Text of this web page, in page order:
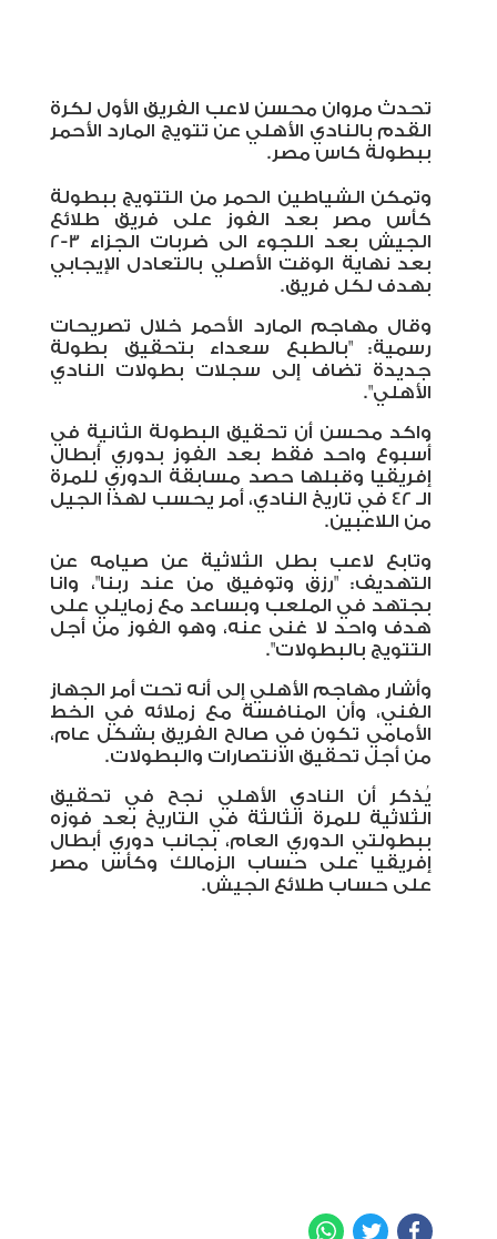
تحدث مروان محسن لاعب الفريق الأول لكرة
القدم بالنادي الأهلي عن تتويج المارد الأحمر
ببطولة كاس مصر.
وتمكن الشياطين الحمر من التتويج ببطولة
كأس مصر بعد الفوز على فريق طلائع
الجيش بعد اللجوء الى ضربات الجزاء 3-2
بعد نهاية الوقت الأصلي بالتعادل الإيجابي
بهدف لكل فريق.
وقال مهاجم المارد الأحمر خلال تصريحات
رسمية: "بالطبع سعداء بتحقيق بطولة
جديدة تضاف إلى سجلات بطولات النادي
الأهلي".
واكد محسن أن تحقيق البطولة الثانية في
أسبوع واحد فقط بعد الفوز بدوري أبطال
إفريقيا وقبلها حصد مسابقة الدوري للمرة
الـ 42 في تاريخ النادي، أمر يحسب لهذا الجيل
من اللاعبين.
وتابع لاعب بطل الثلاثية عن صيامه عن
التهديف: "رزق وتوفيق من عند ربنا"، وانا
بجتهد في الملعب وبساعد مع زمايلي على
هدف واحد لا غنى عنه، وهو الفوز من أجل
التتويج بالبطولات".
وأشار مهاجم الأهلي إلى أنه تحت أمر الجهاز
الفني، وأن المنافسة مع زملائه في الخط
الأمامي تكون في صالح الفريق بشكل عام،
من أجل تحقيق الانتصارات والبطولات.
يُذكر أن النادي الأهلي نجح في تحقيق
الثلاثية للمرة الثالثة في التاريخ بعد فوزه
ببطولتي الدوري العام، بجانب دوري أبطال
إفريقيا على حساب الزمالك وكأس مصر
على حساب طلائع الجيش.
Facebook
Twitter